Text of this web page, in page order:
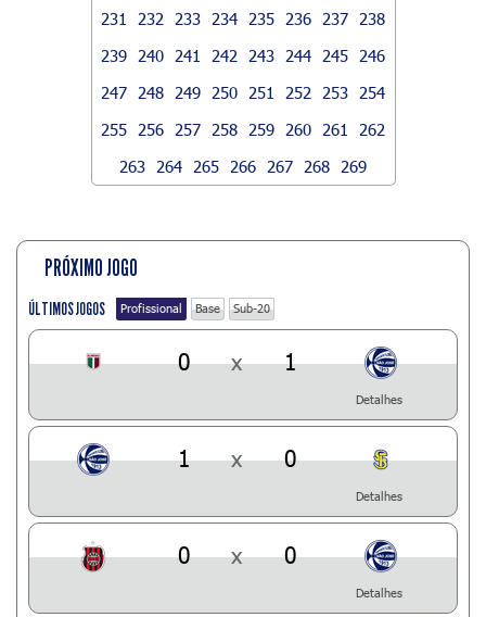
231
232 233 234 235 236 237
238
239
240 241 242 243 244 245
246
247
248 249 250 251 252 253
254
255
256 257 258 259 260 261
262
263
264 265 266 267 268 269
PRÓXIMO JOGO
ÚLTIMOS JOGOS Profissional Base Sub-20
0 x 1
Detalhes
1 x 0
Detalhes
0 x 0
Detalhes